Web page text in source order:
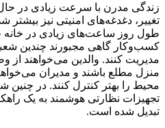
زندگی مدرن با سرعت زیادی در حال
تغییر، دغدغه‌های امنیتی نیز بیشتر
طول روز ساعت‌های زیادی در خانه
کسب‌وکار گاهی مجبورند چندین
مدیریت کنند. والدین می‌خواهند از
منزل مطلع باشند و مدیران
محیط را بهتر کنترل کنند. در چنین
تجهیزات نظارتی هوشمند به یک
تبدیل شده است.